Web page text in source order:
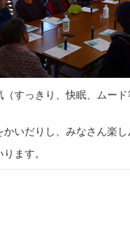
すっきり、快眠、ムー
いだりし、みなさん楽し
ます。